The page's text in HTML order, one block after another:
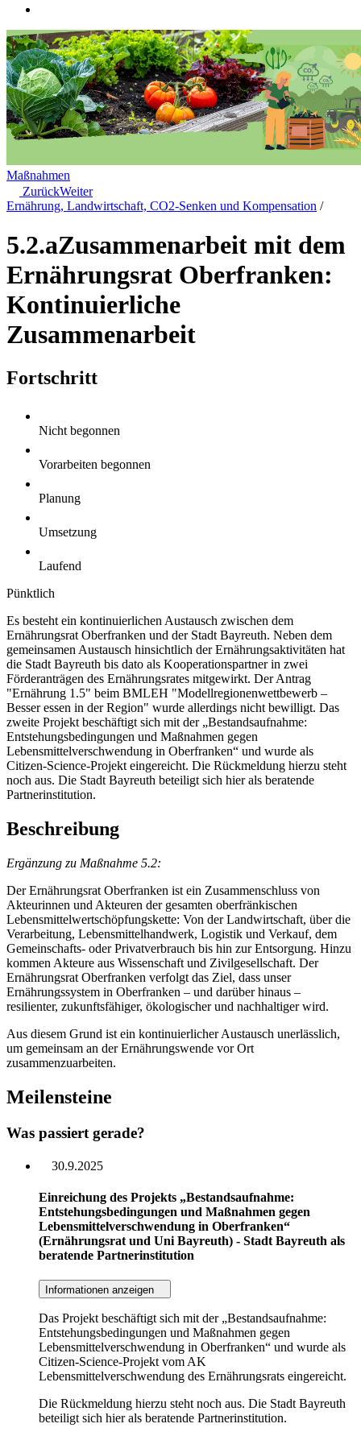
Maßnahmen
ZurückWeiter
Ernährung, Landwirtschaft, CO2-Senken und Kompensation /
5.2.aZusammenarbeit mit dem
Ernährungsrat Oberfranken:
Kontinuierliche
Zusammenarbeit
Fortschritt
Nicht begonnen
Vorarbeiten begonnen
Planung
Umsetzung
Laufend
Pünktlich
Es besteht ein kontinuierlichen Austausch zwischen dem
Ernährungsrat Oberfranken und der Stadt Bayreuth. Neben dem
gemeinsamen Austausch hinsichtlich der Ernährungsaktivitäten hat
die Stadt Bayreuth bis dato als Kooperationspartner in zwei
Förderanträgen des Ernährungsrates mitgewirkt. Der Antrag
"Ernährung 1.5" beim BMLEH "Modellregionenwettbewerb –
Besser essen in der Region" wurde allerdings nicht bewilligt. Das
zweite Projekt beschäftigt sich mit der „Bestandsaufnahme:
Entstehungsbedingungen und Maßnahmen gegen
Lebensmittelverschwendung in Oberfranken“ und wurde als
Citizen-Science-Projekt eingereicht. Die Rückmeldung hierzu steht
noch aus. Die Stadt Bayreuth beteiligt sich hier als beratende
Partnerinstitution.
Beschreibung
Ergänzung zu Maßnahme 5.2:
Der Ernährungsrat Oberfranken ist ein Zusammenschluss von
Akteurinnen und Akteuren der gesamten oberfränkischen
Lebensmittelwertschöpfungskette: Von der Landwirtschaft, über die
Verarbeitung, Lebensmittelhandwerk, Logistik und Verkauf, dem
Gemeinschafts- oder Privatverbrauch bis hin zur Entsorgung. Hinzu
kommen Akteure aus Wissenschaft und Zivilgesellschaft. Der
Ernährungsrat Oberfranken verfolgt das Ziel, dass unser
Ernährungssystem in Oberfranken – und darüber hinaus –
resilienter, zukunftsfähiger, ökologischer und nachhaltiger wird.
Aus diesem Grund ist ein kontinuierlicher Austausch unerlässlich,
um gemeinsam an der Ernährungswende vor Ort
zusammenzuarbeiten.
Meilensteine
Was passiert gerade?
30.9.2025
Einreichung des Projekts „Bestandsaufnahme:
Entstehungsbedingungen und Maßnahmen gegen
Lebensmittelverschwendung in Oberfranken“
(Ernährungsrat und Uni Bayreuth) - Stadt Bayreuth als
beratende Partnerinstitution
Informationen anzeigen
Das Projekt beschäftigt sich mit der „Bestandsaufnahme:
Entstehungsbedingungen und Maßnahmen gegen
Lebensmittelverschwendung in Oberfranken“ und wurde als
Citizen-Science-Projekt vom AK
Lebensmittelverschwendung des Ernährungsrats eingereicht.
Die Rückmeldung hierzu steht noch aus. Die Stadt Bayreuth
beteiligt sich hier als beratende Partnerinstitution.